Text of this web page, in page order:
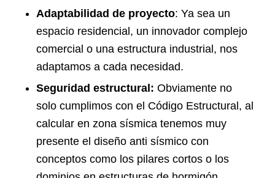
Adaptabilidad de proyecto: Ya sea un
espacio residencial, un innovador complejo
comercial o una estructura industrial, nos
adaptamos a cada necesidad.
Seguridad estructural: Obviamente no
solo cumplimos con el Código Estructural, al
calcular en zona sísmica tenemos muy
presente el diseño anti sísmico con
conceptos como los pilares cortos o los